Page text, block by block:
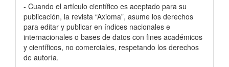
- Cuando el artículo científico es aceptado para su
publicación, la revista “Axioma”, asume los derechos
para editar y publicar en índices nacionales e
internacionales o bases de datos con fines académicos
y científicos, no comerciales, respetando los derechos
de autoría.